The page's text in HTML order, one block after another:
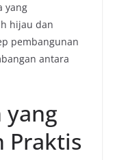
yang
hijau dan
pembangunan
antara
Praktis